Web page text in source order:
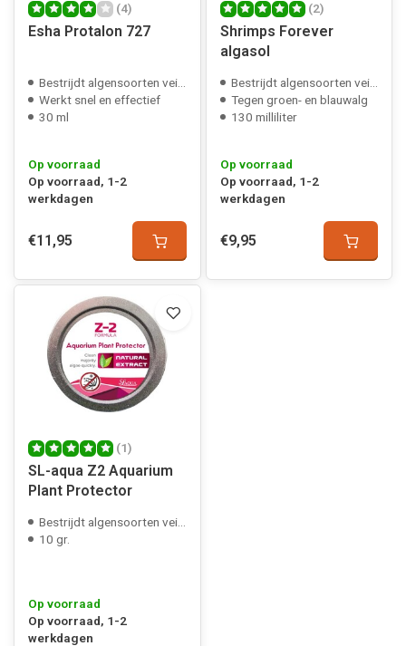
(4)
Esha Protalon 727
Bestrijdt algensoorten veilig
Werkt snel en effectief
30 ml
Op voorraad
Op voorraad, 1-2
werkdagen
€11,95
(2)
Shrimps Forever
algasol
Bestrijdt algensoorten veilig
Tegen groen- en blauwalg
130 milliliter
Op voorraad
Op voorraad, 1-2
werkdagen
€9,95
(1)
SL-aqua Z2 Aquarium
Plant Protector
Bestrijdt algensoorten veilig
10 gr.
Op voorraad
Op voorraad, 1-2
werkdagen